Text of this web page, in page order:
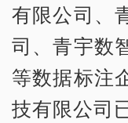
有限公司、
司、青宇数
等数据标注
技有限公司